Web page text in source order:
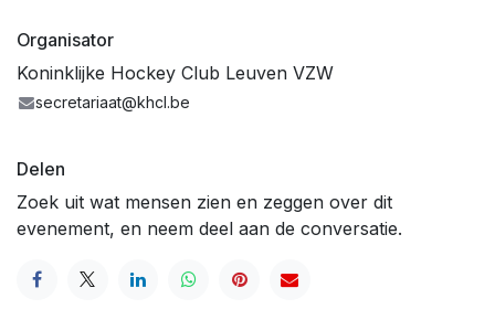
Organisator
Koninklijke Hockey Club Leuven VZW
secretariaat@khcl.be
Delen
Zoek uit wat mensen zien en zeggen over dit
evenement, en neem deel aan de conversatie.